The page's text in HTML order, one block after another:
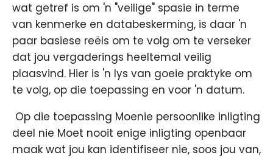
wat getref is om 'n "veilige" spasie in terme
van kenmerke en databeskerming, is daar 'n
paar basiese reëls om te volg om te verseker
dat jou vergaderings heeltemal veilig
plaasvind. Hier is 'n lys van goeie praktyke om
te volg, op die toepassing en voor 'n datum.
​ Op die toepassing Moenie persoonlike inligting
deel nie Moet nooit enige inligting openbaar
maak wat jou kan identifiseer nie, soos jou van,